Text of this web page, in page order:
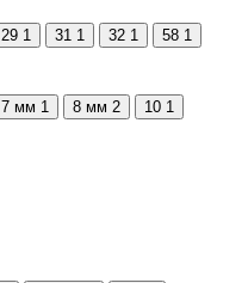
29 1 31 1 32 1 58 1
7 мм 1 8 мм 2 10 1